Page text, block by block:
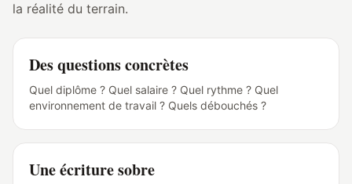
la réalité du terrain.
Des questions concrètes
Quel diplôme ? Quel salaire ? Quel rythme ? Quel
environnement de travail ? Quels débouchés ?
Une écriture sobre